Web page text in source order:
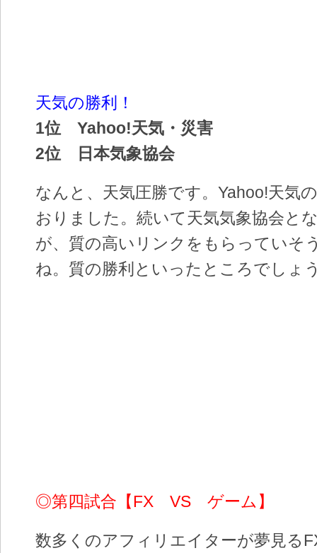
天気の勝利！
1位 Yahoo!天気・災害
2位 日本気象協会
なんと、天気圧勝です。Yahoo!天気
おりました。続いて天気気象協会と
が、質の高いリンクをもらっていそ
ね。質の勝利といったところでしょ
◎第四試合【FX VS ゲーム】
数多くのアフィリエイターが夢見る